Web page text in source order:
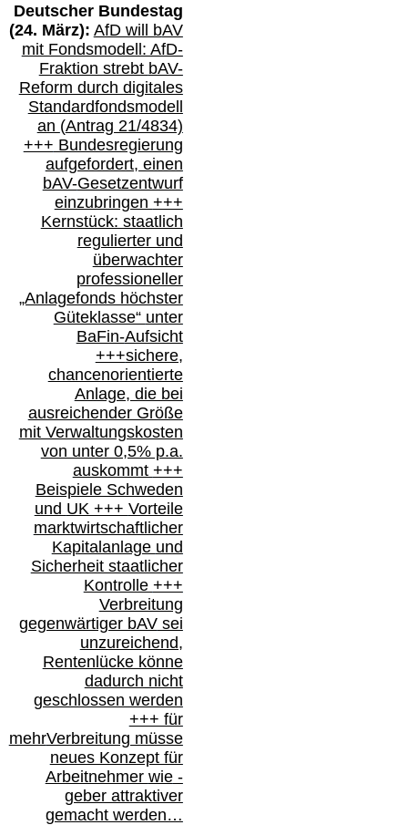
Deutscher Bundestag
(24. März): AfD will bAV
mit Fondsmodell: AfD-
Fraktion strebt bAV-
Reform durch digitales
Standardfondsmodell
an (Antrag 21/4834)
+++ Bundesregierung
aufgefordert, einen
bAV-Gesetzentwurf
einzubringen +++
Kernstück: staatlich
regulierter und
überwachter
professioneller
„Anlagefonds höchster
Güteklasse“ unter
BaFin-Aufsicht
+++sichere,
chancenorientierte
Anlage, die bei
ausreichender Größe
mit Verwaltungskosten
von unter 0,5% p.a.
auskommt +++
Beispiele Schweden
und UK +++ Vorteile
marktwirtschaftlicher
Kapitalanlage und
Sicherheit staatlicher
Kontrolle +++
Verbreitung
gegenwärtiger bAVsei
unzureichend,
Rentenlücke könne
dadurch nicht
geschlossen werden
+++ für
mehrVerbreitung müsse
neues Konzept für
Arbeitnehmer wie-
geber attraktiver
gemacht werden…